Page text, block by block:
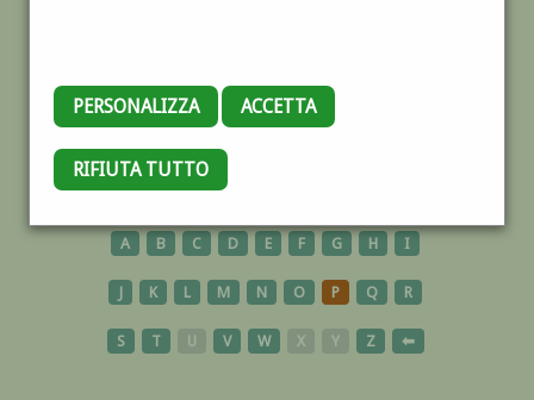
PERSONALIZZA ACCETTA
RIFIUTA TUTTO
CINQUALE
A B C D E F G H I
J K L M N O P Q R
S T U V W X Y Z ⬅